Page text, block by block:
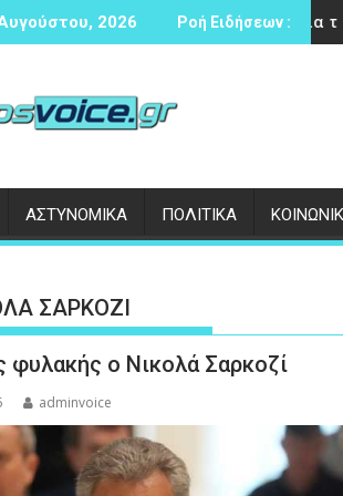
2026 Ροή Ειδήσεων :
ημεδαπού για τροχαίο στην Πέτρα
Συνάντηση
ΑΣΤΥΝΟΜΙΚΑ ΠΟΛΙΤΙΚΑ
ΣΑΡΚΟΖΙ
φυλακής ο Νικολά Σαρκοζί
adminvoice